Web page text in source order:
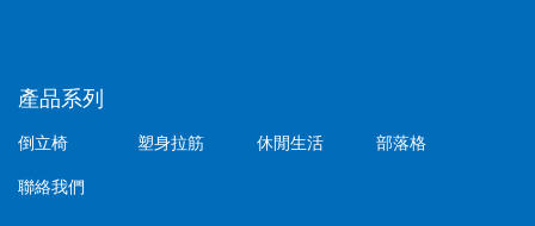
產品系列
倒立椅 塑身拉筋 休閒生活 部落格
聯絡我們